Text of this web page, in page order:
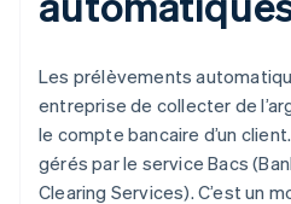
Les prélèvements
entreprise de collecter de
le compte bancaire d’un
gérés par le service Bacs
Clearing Services). C’est un